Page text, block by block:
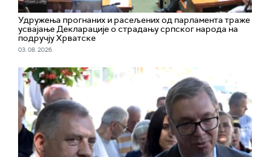
Удружења прогнаних и расељених од парламента траже
усвајање Декларације о страдању српског народа на
подручју Хрватске
03. 08. 2026.